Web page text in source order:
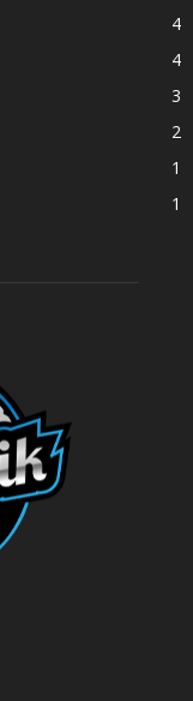
4
4
3
2
1
1